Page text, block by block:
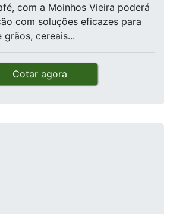
com a Moinhos Vieira poderá
com soluções eficazes para
grãos, cereais...
Cotar agora